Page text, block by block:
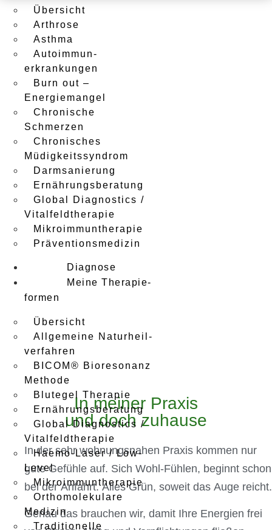
Übersicht
Arthrose
Asthma
Autoimmun­
erkrankungen
Burn out –
Energiemangel
Chronische
Schmerzen
Chronisches
Müdigkeits­syndrom
Darmsanierung
Ernährungs­beratung
Global Diagnostics /
Vitalfeld­therapie
Mikroimmun­therapie
Präventions­medizin
Diagnose
Meine Therapie­
formen
Übersicht
Allgemeine Naturheil­
verfahren
BICOM® Bioresonanz
Methode
Blutegel Therapie
Ernährungs­beratung
Global Diagnostics /
Vitalfeld­therapie
Haemo-Laser / Low-
Level
Mikroimmun­therapie
Ortho­molekulare
Medizin
Traditio­nelle
In meiner Praxis
und doch zuhause
In der sehr wohnungsnahen Praxis kommen nur
gute Gefühle auf. Sich Wohl-Fühlen, beginnt schon
bei der Anfahrt. Alles Grün, soweit das Auge reicht.
Genau das brauchen wir, damit Ihre Energien frei